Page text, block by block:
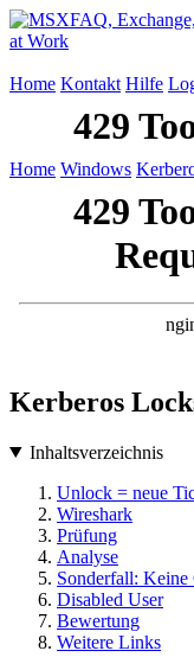
Home Kontakt Hilfe
Home Windows
Kerberos
Inhaltsverzeichnis
Unlock = neue
Wireshark
Prüfung
Analyse
Sonderfall: Keine
Disabled User
Bewertung
Weitere Links